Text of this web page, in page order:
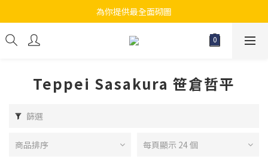
江帆天楊砌圖
為你提供最全面砌圖
無論大人小朋友都會搵到佢哋最鐘意既砌圖
Teppei Sasakura 笹倉哲平
篩選
商品排序 每頁顯示 24 個